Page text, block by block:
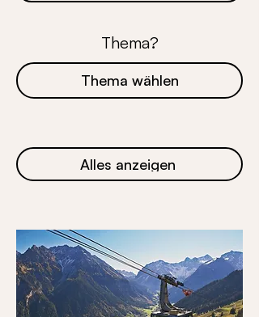
Thema?
Alles anzeigen